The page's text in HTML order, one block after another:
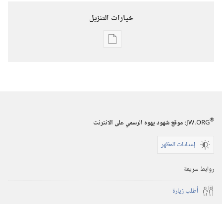
خيارات التنزيل
خيارات
أغسطس‏
JW.ORG®
:‏ موقع شهود يهوه الرسمي على الانترنت
إعدادات المظهر
روابط سريعة
أُطلب زيارة